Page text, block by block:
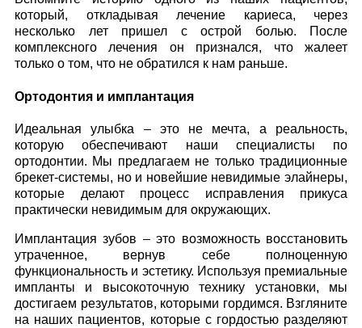
который, откладывая лечение кариеса, через
несколько лет пришел с острой болью. После
комплексного лечения он признался, что жалеет
только о том, что не обратился к нам раньше.
Ортодонтия и имплантация
Идеальная улыбка – это не мечта, а реальность,
которую обеспечивают наши специалисты по
ортодонтии. Мы предлагаем не только традиционные
брекет-системы, но и новейшие невидимые элайнеры,
которые делают процесс исправления прикуса
практически невидимым для окружающих.
Имплантация зубов – это возможность восстановить
утраченное, вернув себе полноценную
функциональность и эстетику. Используя премиальные
импланты и высокоточную технику установки, мы
достигаем результатов, которыми гордимся. Взгляните
на наших пациентов, которые с гордостью разделяют